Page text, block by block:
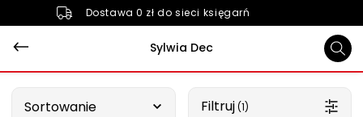
Dostawa 0 zł do sieci księgarń
Sylwia Dec
Sortowanie Filtruj (1)